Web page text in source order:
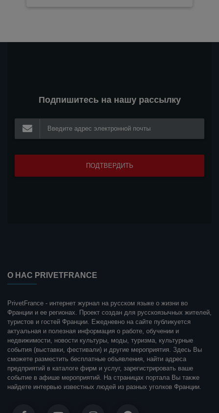
Подпишитесь на нашу рассылку
О НАС PRIVETFRANCE
PrivetFrance - интернет журнал на русском языке о жизни во
Франции и ее регионах. Проект создан для русскоязычных жителей,
туристов и гостей Франции. Ежедневно на сайте публикуется
актуальная и полезная информация о работе, обучении и
недвижимости, новости культуры, моды, туризма, культурные
события (выставки, фестивали) и другие мероприятия. Здесь Вы
сможете разместить бесплатные объявления, найти адреса
предприятий в каталоге фирм и услуг, зарегистрировать ваше
событие в афише мероприятий. На страницах портала Вы также
найдете интервью известных людей из разных уголков Франции.